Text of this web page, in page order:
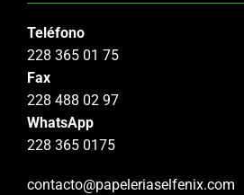
Teléfono
228 365 01 75
Fax
228 488 02 97
WhatsApp
228 365 0175
contacto@papeleriaselfenix.com